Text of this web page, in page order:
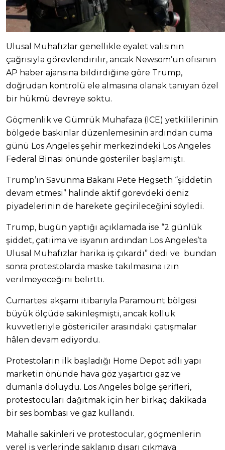
Ulusal Muhafızlar genellikle eyalet valisinin
çağrısıyla görevlendirilir, ancak Newsom’un ofisinin
AP haber ajansına bildirdiğine göre Trump,
doğrudan kontrolü ele almasına olanak tanıyan özel
bir hükmü devreye soktu.
Göçmenlik ve Gümrük Muhafaza (ICE) yetkililerinin
bölgede baskınlar düzenlemesinin ardından cuma
günü Los Angeles şehir merkezindeki Los Angeles
Federal Binası önünde gösteriler başlamıştı.
Trump’ın Savunma Bakanı Pete Hegseth “şiddetin
devam etmesi” halinde aktif görevdeki deniz
piyadelerinin de harekete geçirileceğini söyledi.
Trump, bugün yaptığı açıklamada ise “2 günlük
şiddet, çatıima ve isyanın ardından Los Angeles’ta
Ulusal Muhafızlar harika iş çıkardı” dedi ve bundan
sonra protestolarda maske takılmasına izin
verilmeyeceğini belirtti.
Cumartesi akşamı itibarıyla Paramount bölgesi
büyük ölçüde sakinleşmişti, ancak kolluk
kuvvetleriyle göstericiler arasındaki çatışmalar
hâlen devam ediyordu.
Protestoların ilk başladığı Home Depot adlı yapı
marketin önünde hava göz yaşartıcı gaz ve
dumanla doluydu. Los Angeles bölge şerifleri,
protestocuları dağıtmak için her birkaç dakikada
bir ses bombası ve gaz kullandı.
Mahalle sakinleri ve protestocular, göçmenlerin
yerel iş yerlerinde saklanıp dışarı çıkmaya